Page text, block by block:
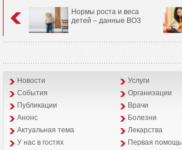
Нормы роста и веса
детей – данные ВОЗ
Новости Услуги
События
Организации
Публикации
Врачи
Анонс
Болезни
Aктуальная тема
Лекарства
У нас в гостях
Первая помощь